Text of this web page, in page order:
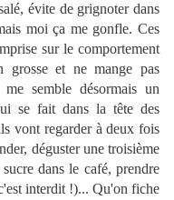
évite de grignoter dans
moi ça me gonfle. Ces
sur le comportement
et ne mange pas
semble désormais un
se fait dans la tête des
vont regarder à deux fois
déguster une troisième
dans le café, prendre
interdit !)... Qu'on fiche